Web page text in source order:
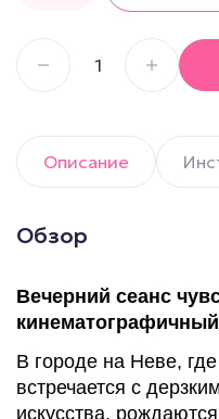
Описание
Обзор
Вечерний сеанс
В городе на Неве, где
встречается с
искусства,